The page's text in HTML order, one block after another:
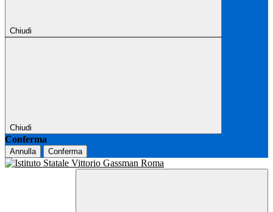
Chiudi
Chiudi
Conferma
Annulla Conferma